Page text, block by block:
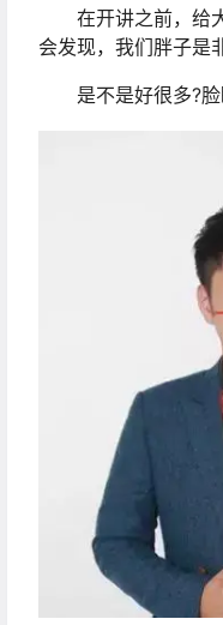
在开讲之前，给大
会发现，我们胖子是
是不是好很多?脸